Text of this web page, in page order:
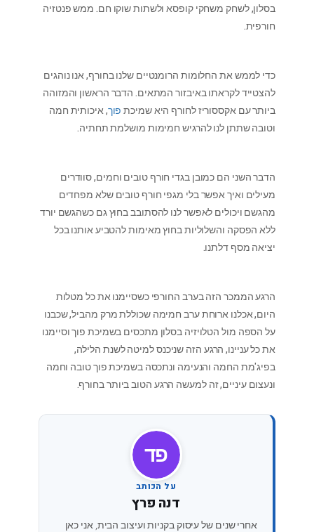
בסלון, לשחק משחקי קופסא ולשתות שוקו חם. ממש פנטזיה
חורפית.
כדי לממש את החלומות הרומנטיים שלנו בחורף, אנו נוהגים
להצטייד לקראתו באיבזור המתאים. הדבר הראשון והמזוהה
ביותר עם אקססוריז לחורף היא שמיכת פוך, איכותית חמה
וטובה שתתן לנו להרגיש חמימות מושלמת תחתיה.
הדבר השני הם כמובן בגדי חורף טובים וחמים, סוודרים
מעילים ואיך אפשר בלי מגפי חורף טובים שלא מפחדים
מהגשם ויכולים לאפשר לנו להסתובב בחוץ גם כשהגשם יורד
ללא הפסקה והשלוליות בחוץ מאימות להטביע אותנו בכל
יציאה מסף דלתנו.
הרגע הממכר הזה בערב החורפי כשסיימנו את כל מטלות
היום, אכלנו ארוחת ערב חמימה שכוללת מרק מהביל, שכבנו
על הספה מול הטלויזיה בסלון מתכסים בשמיכת פוך וסיימנו
את כל עניינו, הרגע הזה שניכנס למיטה לשנת הלילה,
בפיג'מת החמה והנעימה ונתכסה בשמיכת פוך טובה וחמה
ונעצום עיניים, זה למעשה הרגע הטוב ביותר בחורף.
דפ
על הכותב
דנה פרץ
אחרי שנים של עיסוק בקניות ועיצוב הבית, אני כאן